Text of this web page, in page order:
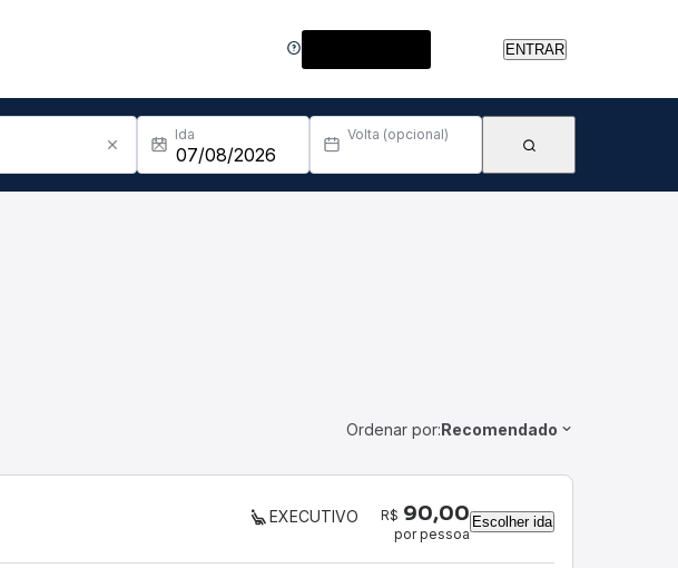
ENTRAR
Ida Volta (opcional)
Ordenar por:Recomendado
EXECUTIVO R$ 90,00
por pessoa
Escolher ida